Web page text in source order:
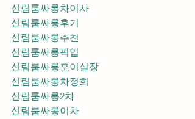
신림룸싸롱차이사
신림룸싸롱후기
신림룸싸롱추천
신림룸싸롱훈이실장
신림룸싸롱차정희
신림룸싸롱2차
신림룸싸롱이차